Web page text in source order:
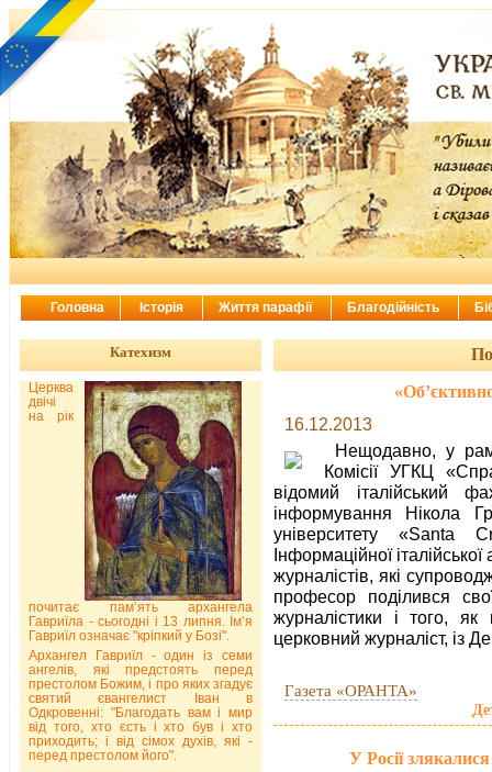
16.12.2013
Нещодавно, у
Комісії УГКЦ
відомий італійський
інформування Нікола
університету «Santa
Інформаційної
журналістів, які
професор поділився
журналістики і того,
церковний журналіст, із
Газета «ОРАНТА»
У Росії
Катехизм
Церква
двічі
на рік
почитає пам’ять архангела
Гавриїла - сьогодні і 13 липня. Ім’я
Гавриїл означає "кріпкий у Бозі".
Архангел Гавриїл - один із семи
ангелів, які предстоять перед
престолом Божим, і про яких згадує
святий євангелист Іван в
Одкровенні: "Благодать вам і мир
від того, хто єсть і хто був і хто
приходить; і від сімох духів, які -
перед престолом його".
Головна Історія Життя парафії Благодійність